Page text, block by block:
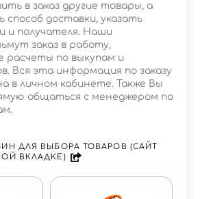
в заказ другие товары, а
доставки, указать
и получателя. Наши
заказ в работу,
расчеты по выкупам и
Вся эта информация по заказу
в личном кабинете. Также Вы
общаться с менеджером по
ДЛЯ ВЫБОРА ТОВАРОВ (САЙТ
ВКЛАДКЕ)